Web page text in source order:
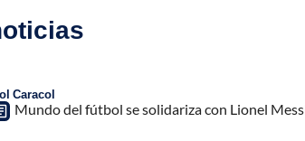
Caracol
Mundo del fútbol se solidariza con Lionel